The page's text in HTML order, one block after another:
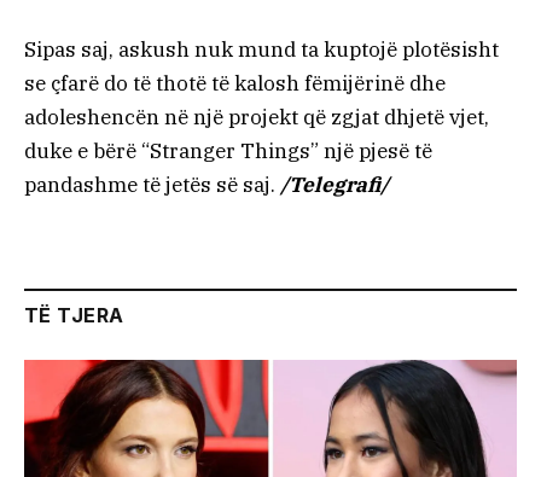
Sipas saj, askush nuk mund ta kuptojë plotësisht
se çfarë do të thotë të kalosh fëmijërinë dhe
adoleshencën në një projekt që zgjat dhjetë vjet,
duke e bërë “Stranger Things” një pjesë të
pandashme të jetës së saj. /Telegrafi/
TË TJERA